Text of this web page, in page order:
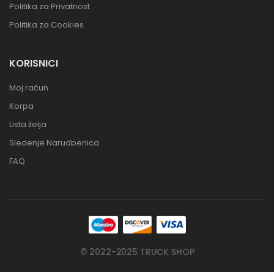
Politika za Privatnost
Politika za Cookies
KORISNICI
Moj račun
Korpa
Lista želja
Sledenje Narudbenica
FAQ
© 2022-2025 TRUCK SHOP